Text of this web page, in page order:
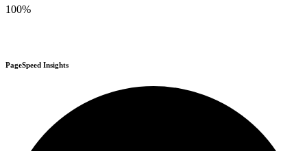
100%
PageSpeed Insights